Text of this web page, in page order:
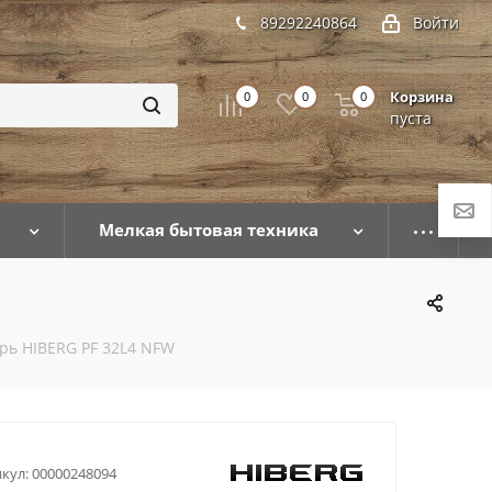
Войти
89292240864
0 0 Корзина
пуста
0
Мелкая бытовая техника
HIBERG PF 32L4 NFW
00000248094